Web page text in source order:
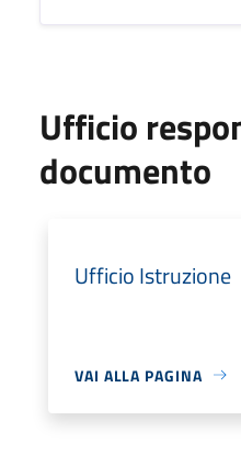
Ufficio
documento
Ufficio Istruzione
VAI ALLA PAGINA